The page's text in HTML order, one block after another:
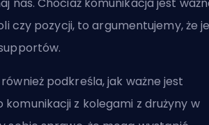
czy pozycji, to argumentujemy, że
podkreśla, jak ważne jest
komunikacji z kolegami z drużyny w